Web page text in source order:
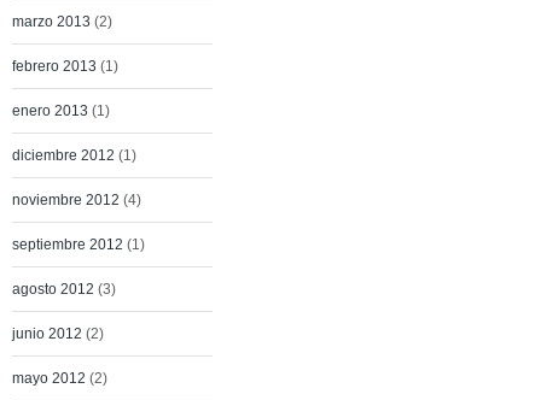
marzo 2013 (2)
febrero 2013 (1)
enero 2013 (1)
diciembre 2012 (1)
noviembre 2012 (4)
septiembre 2012 (1)
agosto 2012 (3)
junio 2012 (2)
mayo 2012 (2)